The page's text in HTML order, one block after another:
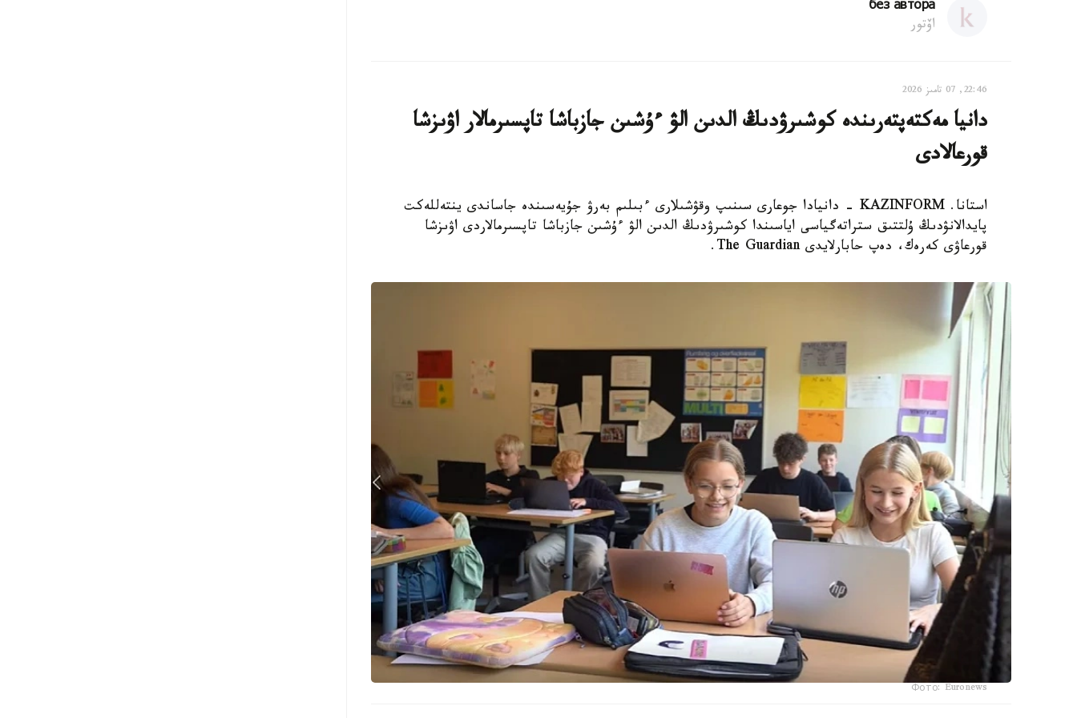
без автора
اۆتور
22:46, 07 تامىز 2026
دانيا مەكتەپتەرىندە كوشىرۋدىڭ الدىن الۋ ءۇشىن جازباشا تاپسىرمالار اۋىزشا
قورعالادى
استانا. KAZINFORM - دانيادا جوعارى سىنىپ وقۋشىلارى ءبىلىم بەرۋ جۇيەسىندە جاساندى ينتەللەكت
پايدالانۋدىڭ ۇلتتىق ستراتەگياسى اياسىندا كوشىرۋدىڭ الدىن الۋ ءۇشىن جازباشا تاپسىرمالاردى اۋىزشا
قورعاۋى كەرەك، دەپ حابارلايدى The Guardian.
Фото: Euronews